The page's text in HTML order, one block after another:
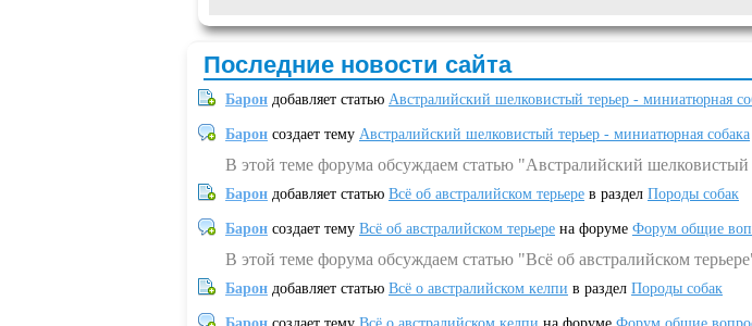
Последние новости сайта
Барон добавляет статью Австралийский шелковистый терьер - миниатюрная
Барон создает тему Австралийский шелковистый терьер - миниатюрная собака
В этой теме форума обсуждаем статью "Австралийский шелковистый
Барон добавляет статью Всё об австралийском терьере в раздел Породы собак
Барон создает тему Всё об австралийском терьере на форуме Форум общие
В этой теме форума обсуждаем статью "Всё об австралийском
Барон добавляет статью Всё о австралийском келпи в раздел Породы собак